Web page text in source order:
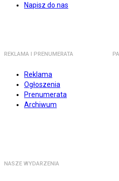
Napisz do nas
REKLAMA I PRENUMERATA
Reklama
Ogłoszenia
Prenumerata
Archiwum
NASZE WYDARZENIA